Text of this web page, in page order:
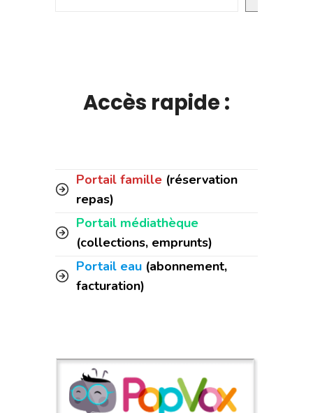
Accès rapide :
Portail famille (réservation
repas)
Portail médiathèque
(collections, emprunts)
Portail eau (abonnement,
facturation)